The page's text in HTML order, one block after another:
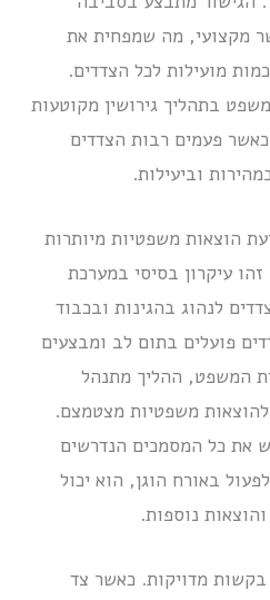
מקצועי, מה שמפחית את
מועילות לכל הצדדים.
בתהליך גירושין מקוטעות
פעמים רבות הצדדים
וביעילות.
הוצאות משפטיות מיותרות
עיקרון בסיסי במערכת
לנהוג בהגינות ובכבוד
פועלים בתום לב ומבצעים
המשפט, ההליך מתנהל
להוצאות משפטיות מצטמצם.
את כל המסמכים הנדרשים
באורח הוגן, הוא יכול
נוספות.
מדויקות. כאשר צד